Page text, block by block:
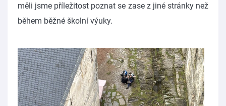
měli jsme příležitost poznat se zase z jiné stránky než
během běžné školní výuky.